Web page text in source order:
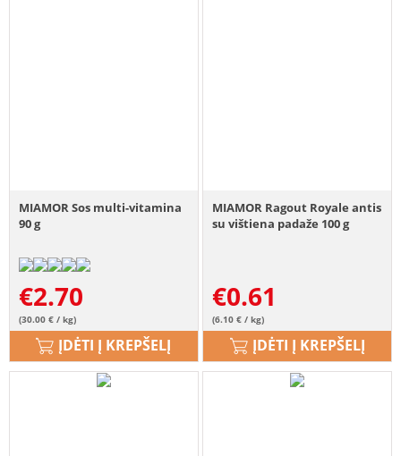
MIAMOR Sos multi-vitamina
90 g
€2.70
(30.00 € / kg)
ĮDĖTI Į KREPŠELĮ
MIAMOR Ragout Royale antis
su vištiena padaže 100 g
€0.61
(6.10 € / kg)
ĮDĖTI Į KREPŠELĮ